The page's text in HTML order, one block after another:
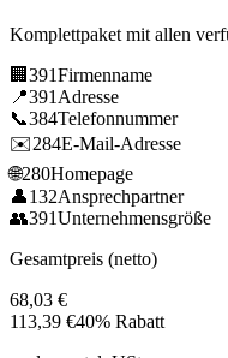
Komplettpaket mit allen
🏢 391Firmenname
📍391 Adresse
📞384Telefonnummer
✉️284E-Mail-Adresse
🌐280Homepage
👤132Ansprechpartner
👥391Unternehmensgröße
Gesamtpreis (netto)
68,03 €
113,39 €40% Rabatt